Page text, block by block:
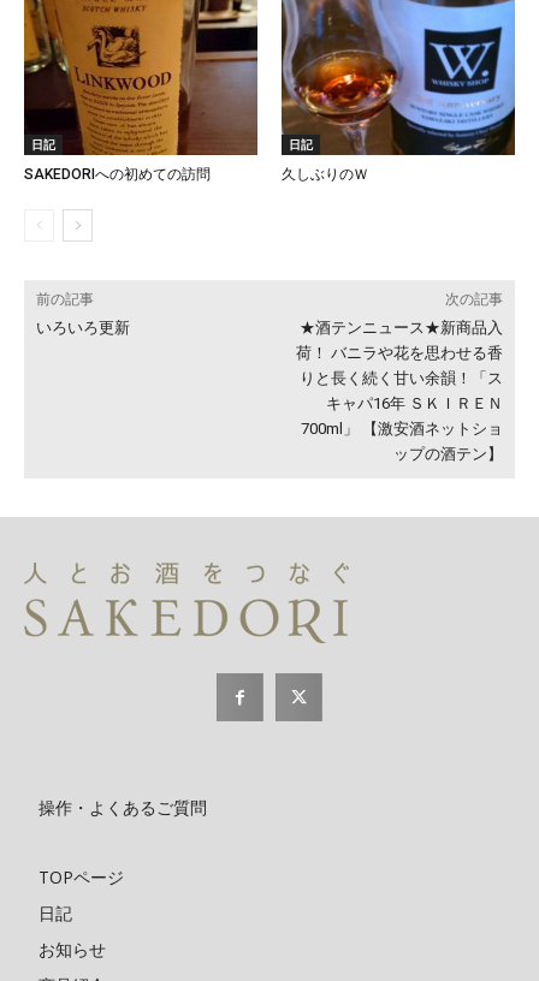
日記
SAKEDORIへの初めての訪問
日記
久しぶりのＷ
前の記事
いろいろ更新
次の記事
★酒テンニュース★新商品入
荷！ バニラや花を思わせる香
りと長く続く甘い余韻！「ス
キャパ16年 ＳＫＩＲＥＮ
700ml」 【激安酒ネットショ
ップの酒テン】
操作・よくあるご質問
TOPページ
日記
お知らせ